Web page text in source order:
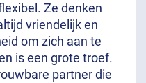
Ze denken
vriendelijk en
om zich aan te
is een grote troef.
partner die